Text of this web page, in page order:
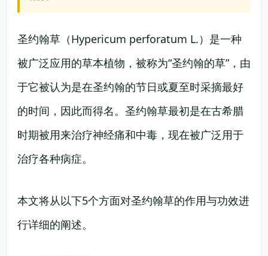
圣约翰草（Hypericum perforatum L.）是一种
被广泛应用的草本植物，被称为“圣约翰的草”，由
于它被认为是在圣约翰的节日或夏至时采摘最好
的时间，因此而得名。圣约翰草最初是在古希腊
时期被用来治疗神经痛和中毒，现在被广泛用于
治疗各种病症。
本文将从以下5个方面对圣约翰草的作用与功效进
行详细的阐述。